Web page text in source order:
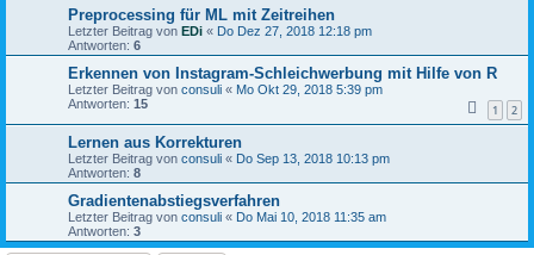
Preprocessing für ML mit Zeitreihen
Letzter Beitrag von EDi « Do Dez 27, 2018 12:18 pm
Antworten: 6
Erkennen von Instagram-Schleichwerbung mit Hilfe von R
Letzter Beitrag von consuli « Mo Okt 29, 2018 5:39 pm
Antworten: 15 1 2
Lernen aus Korrekturen
Letzter Beitrag von consuli « Do Sep 13, 2018 10:13 pm
Antworten: 8
Gradientenabstiegsverfahren
Letzter Beitrag von consuli « Do Mai 10, 2018 11:35 am
Antworten: 3